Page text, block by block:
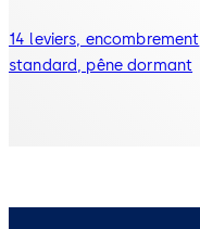
14 leviers, encombrement
standard, pêne dormant